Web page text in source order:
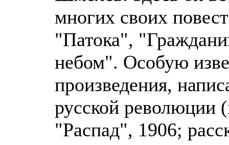
многих своих
"Патока",
небом". Особую
произведения,
русской революции
"Распад", 1906;